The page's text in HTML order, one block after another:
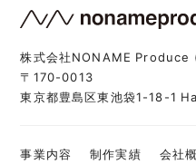
株式会社NONAME Produce
〒170-0013
東京都豊島区東池袋1-18-1
事業内容 制作実績 会社